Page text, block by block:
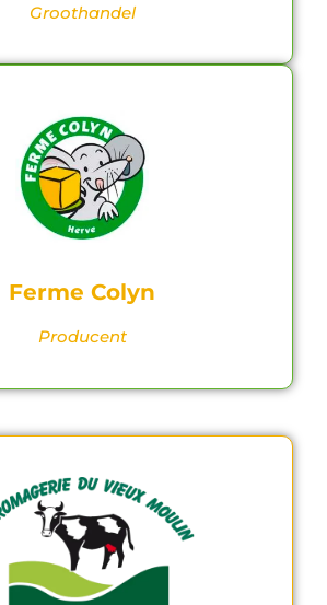
Groothandel
Ferme Colyn
Producent